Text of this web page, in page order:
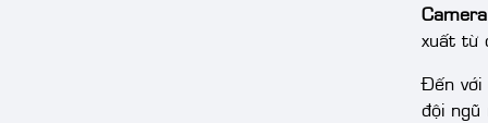
xuất từ
Đến với
đội ngũ